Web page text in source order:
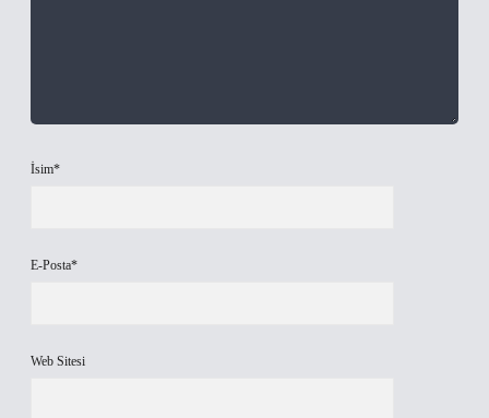
İsim*
E-Posta*
Web Sitesi